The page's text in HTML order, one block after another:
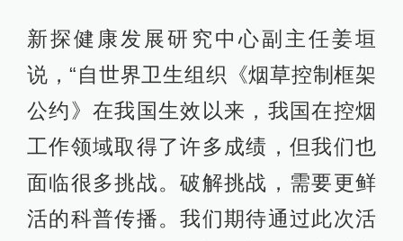
新探健康发展研究中心副主任姜垣
说，“自世界卫生组织《烟草控制框架
公约》在我国生效以来，我国在控烟
工作领域取得了许多成绩，但我们也
面临很多挑战。破解挑战，需要更鲜
活的科普传播。我们期待通过此次活